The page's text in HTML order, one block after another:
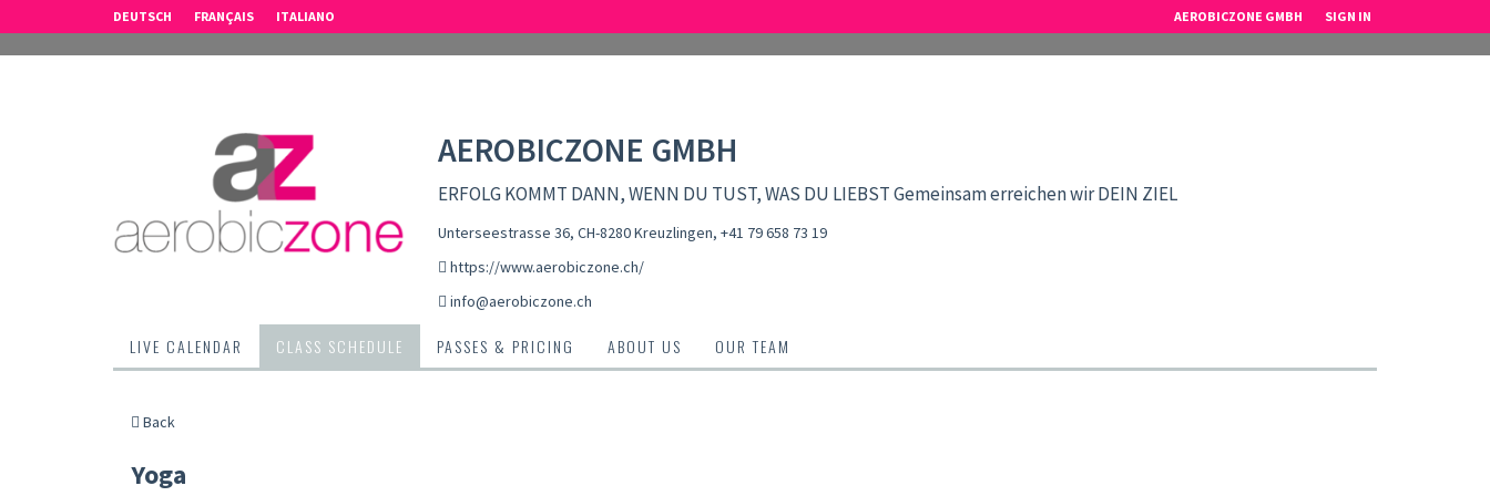
DEUTSCH FRANÇAIS ITALIANO AEROBICZONE GMBH SIGN IN
AEROBICZONE GMBH
ERFOLG KOMMT DANN, WENN DU TUST, WAS DU LIEBST Gemeinsam erreichen wir DEIN ZIEL
Unterseestrasse 36, CH-8280 Kreuzlingen, +41 79 658 73 19
https://www.aerobiczone.ch/
info@aerobiczone.ch
LIVE CALENDAR CLASS SCHEDULE PASSES & PRICING ABOUT US OUR TEAM
Back
Yoga